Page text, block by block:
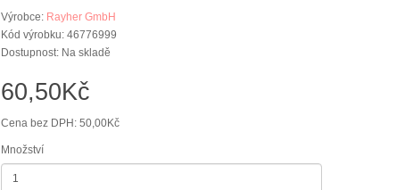
Výrobce: Rayher GmbH
Kód výrobku: 46776999
Dostupnost: Na skladě
60,50Kč
Cena bez DPH: 50,00Kč
Množství